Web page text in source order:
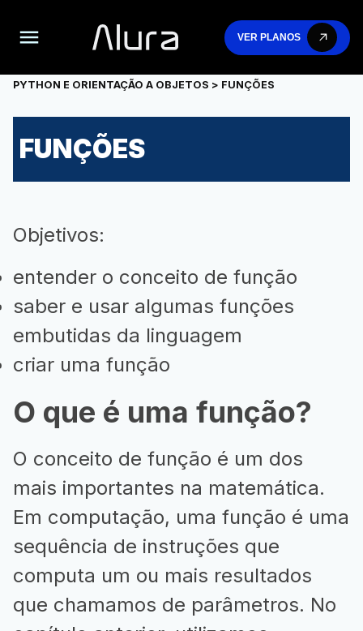
VER PLANOS
PYTHON E ORIENTAÇÃO A OBJETOS > FUNÇÕES
FUNÇÕES
Objetivos:
entender o conceito de função
saber e usar algumas funções
embutidas da linguagem
criar uma função
O que é uma função?
O conceito de função é um dos
mais importantes na matemática.
Em computação, uma função é uma
sequência de instruções que
computa um ou mais resultados
que chamamos de parâmetros. No